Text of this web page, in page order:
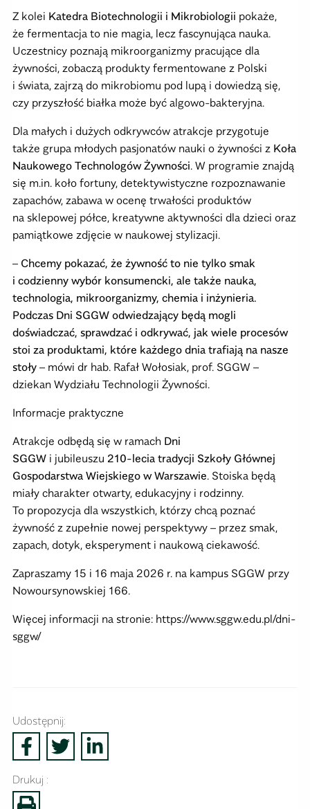
Z kolei Katedra Biotechnologii i Mikrobiologii pokaże,
że fermentacja to nie magia, lecz fascynująca nauka.
Uczestnicy poznają mikroorganizmy pracujące dla
żywności, zobaczą produkty fermentowane z Polski
i świata, zajrzą do mikrobiomu pod lupą i dowiedzą się,
czy przyszłość białka może być algowo-bakteryjna.
Dla małych i dużych odkrywców atrakcje przygotuje
także grupa młodych pasjonatów nauki o żywności z Koła
Naukowego Technologów Żywności. W programie znajdą
się m.in. koło fortuny, detektywistyczne rozpoznawanie
zapachów, zabawa w ocenę trwałości produktów
na sklepowej półce, kreatywne aktywności dla dzieci oraz
pamiątkowe zdjęcie w naukowej stylizacji.
– Chcemy pokazać, że żywność to nie tylko smak
i codzienny wybór konsumencki, ale także nauka,
technologia, mikroorganizmy, chemia i inżynieria.
Podczas Dni SGGW odwiedzający będą mogli
doświadczać, sprawdzać i odkrywać, jak wiele procesów
stoi za produktami, które każdego dnia trafiają na nasze
stoły– mówi dr hab. Rafał Wołosiak, prof. SGGW –
dziekan Wydziału Technologii Żywności.
Informacje praktyczne
Atrakcje odbędą się w ramach Dni
SGGWi jubileuszu 210-lecia tradycji Szkoły Głównej
Gospodarstwa Wiejskiego w Warszawie. Stoiska będą
miały charakter otwarty, edukacyjny i rodzinny.
To propozycja dla wszystkich, którzy chcą poznać
żywność z zupełnie nowej perspektywy – przez smak,
zapach, dotyk, eksperyment i naukową ciekawość.
Zapraszamy 15 i 16 maja 2026 r. na kampus SGGW przy
Nowoursynowskiej 166.
Więcej informacji na stronie: https://www.sggw.edu.pl/dni-
sggw/
Udostępnij:
Drukuj :